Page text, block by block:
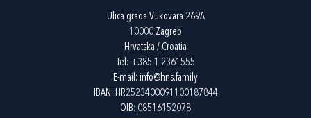
Ulica grada Vukovara 269A
10000 Zagreb
Hrvatska / Croatia
Tel: +385 1 2361555
E-mail: info@hns.family
IBAN: HR2523400091100187844
OIB: 08516152078